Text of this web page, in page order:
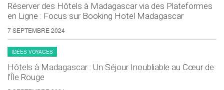
Réserver des Hôtels à Madagascar via des Plateformes
en Ligne : Focus sur Booking Hotel Madagascar
7 SEPTEMBRE 2024
IDÉES VOYAGES
Hôtels à Madagascar : Un Séjour Inoubliable au Cœur de
l’Île Rouge